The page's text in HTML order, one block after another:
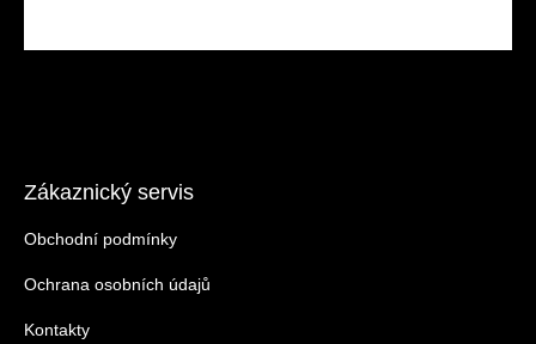
Zákaznický servis
Obchodní podmínky
Ochrana osobních údajů
Kontakty